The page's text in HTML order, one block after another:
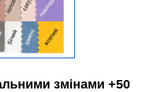
змінами +50